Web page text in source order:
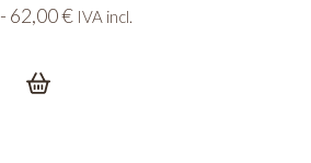
- 62,00€Rango
IVA incl.